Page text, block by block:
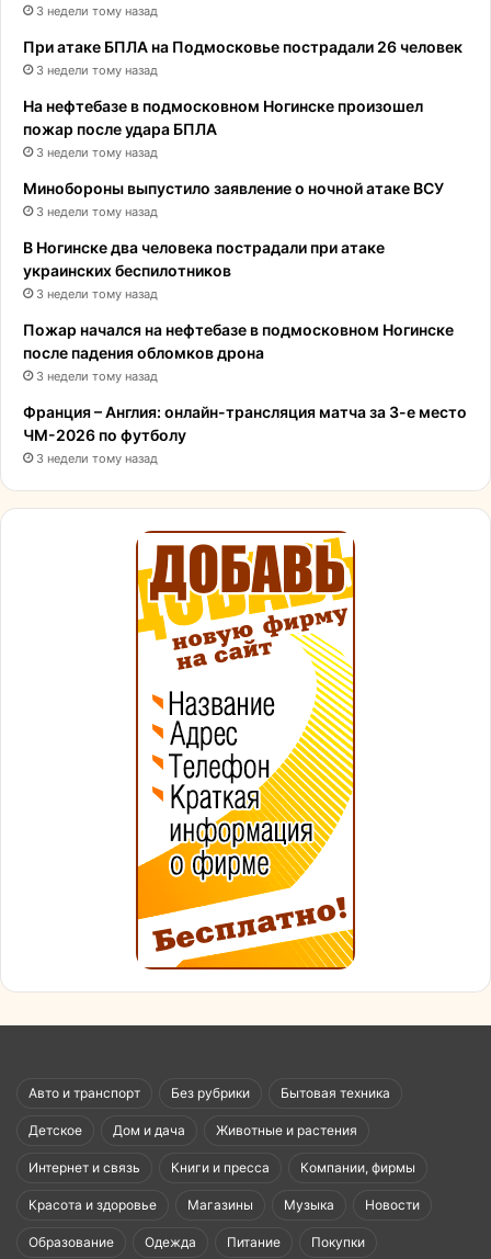
3 недели тому назад
При атаке БПЛА на Подмосковье пострадали 26 человек
3 недели тому назад
На нефтебазе в подмосковном Ногинске произошел
пожар после удара БПЛА
3 недели тому назад
Минобороны выпустило заявление о ночной атаке ВСУ
3 недели тому назад
В Ногинске два человека пострадали при атаке
украинских беспилотников
3 недели тому назад
Пожар начался на нефтебазе в подмосковном Ногинске
после падения обломков дрона
3 недели тому назад
Франция – Англия: онлайн-трансляция матча за 3-е место
ЧМ-2026 по футболу
3 недели тому назад
Авто и транспорт Без рубрики Бытовая техника
Детское Дом и дача Животные и растения
Интернет и связь Книги и пресса Компании, фирмы
Красота и здоровье Магазины Музыка Новости
Образование Одежда Питание Покупки